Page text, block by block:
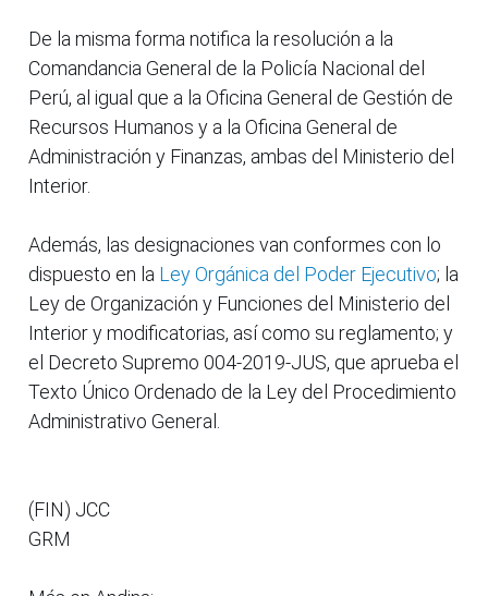
De la misma forma notifica la resolución a la
Comandancia General de la Policía Nacional del
Perú, al igual que a la Oficina General de Gestión de
Recursos Humanos y a la Oficina General de
Administración y Finanzas, ambas del Ministerio del
Interior.
Además, las designaciones van conformes con lo
dispuesto en la Ley Orgánica del Poder Ejecutivo; la
Ley de Organización y Funciones del Ministerio del
Interior y modificatorias, así como su reglamento; y
el Decreto Supremo 004-2019-JUS, que aprueba el
Texto Único Ordenado de la Ley del Procedimiento
Administrativo General.
(FIN) JCC
GRM